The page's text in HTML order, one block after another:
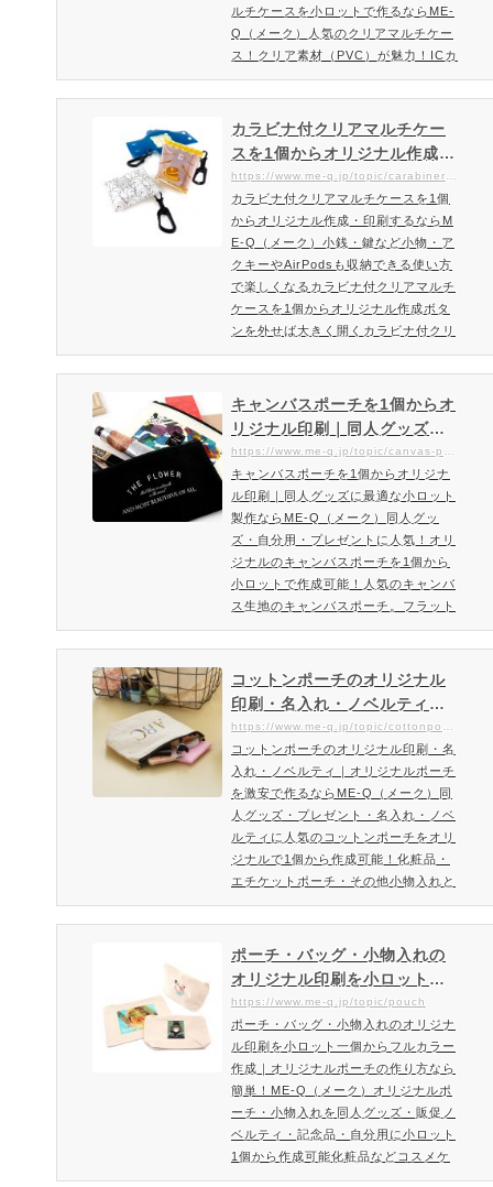
ルチケースを小ロットで作るならME-
Q（メーク）人気のクリアマルチケー
ス！クリア素材（PVC）が魅力！ICカ
ード・小銭・鍵など小物を入れるのに
便利なマルチケースを1個からオリジ
ナル作成ボタンを外せば大きく開くク
リアマルチケースのコンパクトサイズ
登場！今人気の中身がみえるクリア素
カラビナ付クリアマルチケー
スを1個からオリジナル作成・
印刷するならME-Q（メーク）
https://www.me-q.jp/topic/carabiner_clearmulchcase
カラビナ付クリアマルチケースを1個
からオリジナル作成・印刷するならM
E-Q（メーク）小銭・鍵など小物・ア
クキーやAirPodsも収納できる使い方
で楽しくなるカラビナ付クリアマルチ
ケースを1個からオリジナル作成ボタ
ンを外せば大きく開くカラビナ付クリ
アマルチケース小銭・鍵など小物・ア
クキーやAirPodsも収納できる使い方
で楽しくなる「カラビナ付クリアマル
チケース」新登場。PVCを使用したク
リア素材のグッズです。もちろん1個
はもちろん同人グッズとしても…
キャンバスポーチを1個からオ
リジナル印刷｜同人グッズに
最適な小ロット製作ならME-Q
（メーク）
https://www.me-q.jp/topic/canvas-porch
キャンバスポーチを1個からオリジナ
ル印刷｜同人グッズに最適な小ロット
製作ならME-Q（メーク）同人グッ
ズ・自分用・プレゼントに人気！オリ
ジナルのキャンバスポーチを1個から
小ロットで作成可能！人気のキャンバ
ス生地のキャンバスポーチ。フラット
で収納力もあるキャンバスフラットポ
ーチ。オリジナルポーチ作成をお考え
の方におすすめのアイテムです。オリ
ジナルキャンバスポーチはかわいいサ
の中身を綺麗に整理できます。…
コットンポーチのオリジナル
印刷・名入れ・ノベルティ｜
オリジナルポーチを激安で作
るならME-Q（メーク）
https://www.me-q.jp/topic/cottonpouch
コットンポーチのオリジナル印刷・名
入れ・ノベルティ｜オリジナルポーチ
を激安で作るならME-Q（メーク）同
人グッズ・プレゼント・名入れ・ノベ
ルティに人気のコットンポーチをオリ
ジナルで1個から作成可能！化粧品・
エチケットポーチ・その他小物入れと
してキレイに収納できるコットンポー
チ。様々な用途で活躍するコットンポ
ーチは販売用や自分用として最適なオ
リジナルグッズ。激安でフルカラー印
刷ができるコットンポーチの登場。化
ポーチ・バッグ・小物入れの
オリジナル印刷を小ロット一
個からフルカラー作成｜オリ
ジナルポーチの作り方なら簡
単！ME-Q（メーク）
https://www.me-q.jp/topic/pouch
ポーチ・バッグ・小物入れのオリジナ
ル印刷を小ロット一個からフルカラー
作成｜オリジナルポーチの作り方なら
簡単！ME-Q（メーク）オリジナルポ
ーチ・小物入れを同人グッズ・販促ノ
ベルティ・記念品・自分用に小ロット
1個から作成可能化粧品などコスメケ
ースとしてやスマホや雑貨、ペンなど